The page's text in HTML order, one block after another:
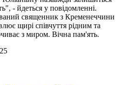
- йдеться у повідомленні.
священник з Кременеччини
щирі співчуття рідним та
з миром. Вічна пам'ять.